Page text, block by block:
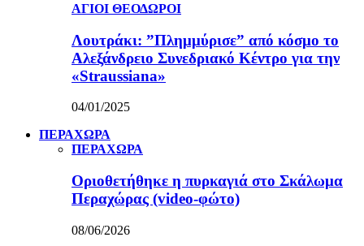
ΑΓΙΟΙ ΘΕΟΔΩΡΟΙ
Λουτράκι: ”Πλημμύρισε” από κόσμο το
Αλεξάνδρειο Συνεδριακό Κέντρο για την
«Straussiana»
04/01/2025
ΠΕΡΑΧΩΡΑ
ΠΕΡΑΧΩΡΑ
Οριοθετήθηκε η πυρκαγιά στο Σκάλωμα
Περαχώρας (video-φώτο)
08/06/2026